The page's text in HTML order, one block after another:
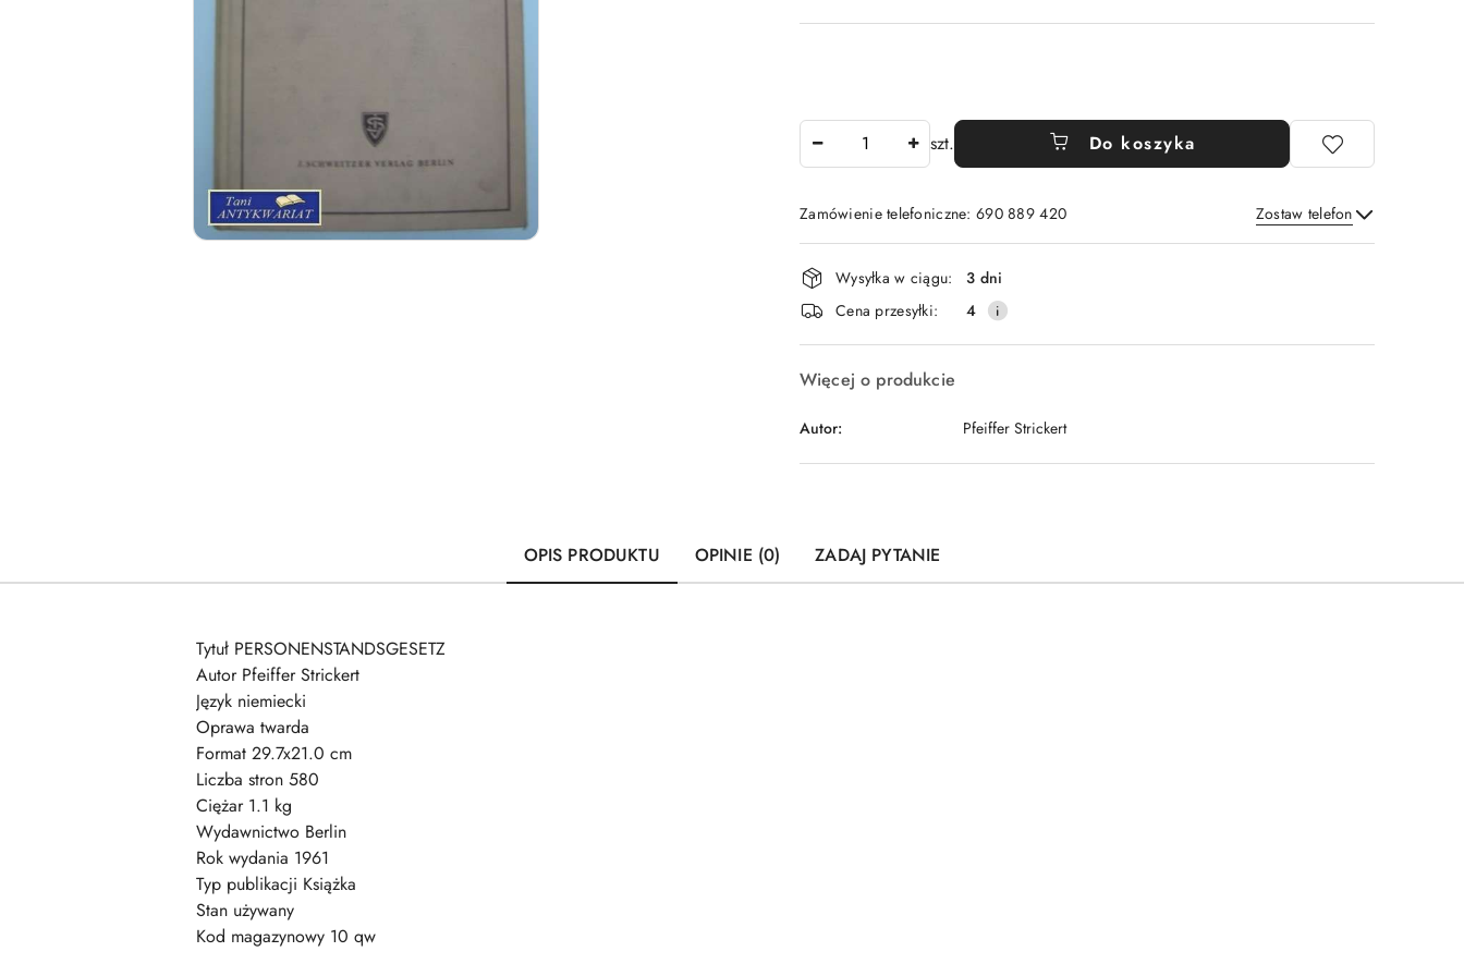
szt. Do koszyka
Zamówienie telefoniczne: 690 889 420 Zostaw telefon
Wyślij
Dostępność
i
dostawa
Wysyłka w ciągu:
3 dni
Cena przesyłki:
4
Więcej o produkcie
Autor: Pfeiffer Strickert
OPIS PRODUKTU OPINIE (0) ZADAJ PYTANIE
Tytuł PERSONENSTANDSGESETZ
Autor Pfeiffer Strickert
Język niemiecki
Oprawa twarda
Format 29.7x21.0 cm
Liczba stron 580
Ciężar 1.1 kg
Wydawnictwo Berlin
Rok wydania 1961
Typ publikacji Książka
Stan używany
Kod magazynowy 10 qw